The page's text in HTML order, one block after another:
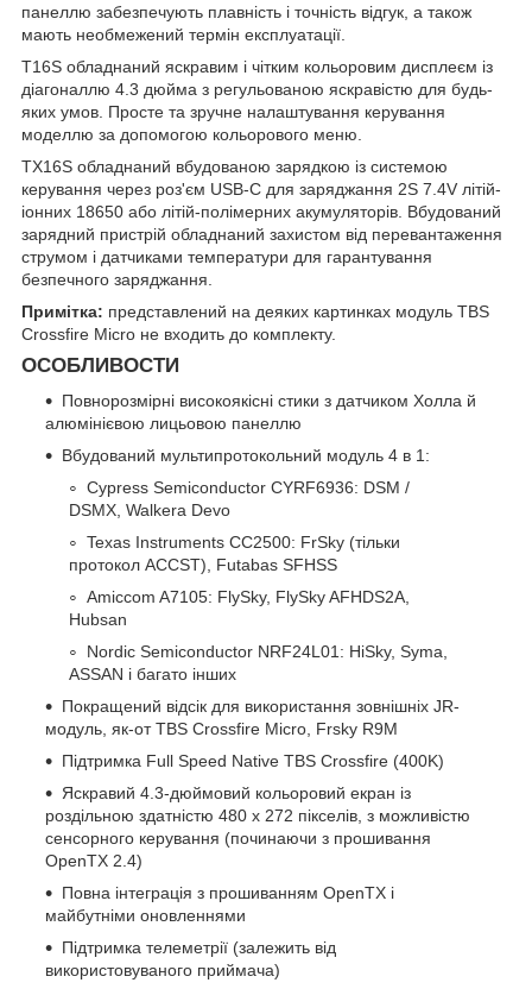
панеллю забезпечують плавність і точність відгук, а також
мають необмежений термін експлуатації.
T16S обладнаний яскравим і чітким кольоровим дисплеєм із
діагоналлю 4.3 дюйма з регульованою яскравістю для будь-
яких умов. Просте та зручне налаштування керування
моделлю за допомогою кольорового меню.
TX16S обладнаний вбудованою зарядкою із системою
керування через роз'єм USB-C для заряджання 2S 7.4V літій-
іонних 18650 або літій-полімерних акумуляторів. Вбудований
зарядний пристрій обладнаний захистом від перевантаження
струмом і датчиками температури для гарантування
безпечного заряджання.
Примітка: представлений на деяких картинках модуль TBS
Crossfire Micro не входить до комплекту.
ОСОБЛИВОСТИ
Повнорозмірні високоякісні стики з датчиком Холла й
алюмінієвою лицьовою панеллю
Вбудований мультипротокольний модуль 4 в 1:
Cypress Semiconductor CYRF6936: DSM /
DSMX, Walkera Devo
Texas Instruments CC2500: FrSky (тільки
протокол ACCST), Futabas SFHSS
Amiccom A7105: FlySky, FlySky AFHDS2A,
Hubsan
Nordic Semiconductor NRF24L01: HiSky, Syma,
ASSAN і багато інших
Покращений відсік для використання зовнішніх JR-
модуль, як-от TBS Crossfire Micro, Frsky R9M
Підтримка Full Speed Native TBS Crossfire (400K)
Яскравий 4.3-дюймовий кольоровий екран із
роздільною здатністю 480 х 272 пікселів, з можливістю
сенсорного керування (починаючи з прошивання
OpenTX 2.4)
Повна інтеграція з прошиванням OpenTX і
майбутніми оновленнями
Підтримка телеметрії (залежить від
використовуваного приймача)